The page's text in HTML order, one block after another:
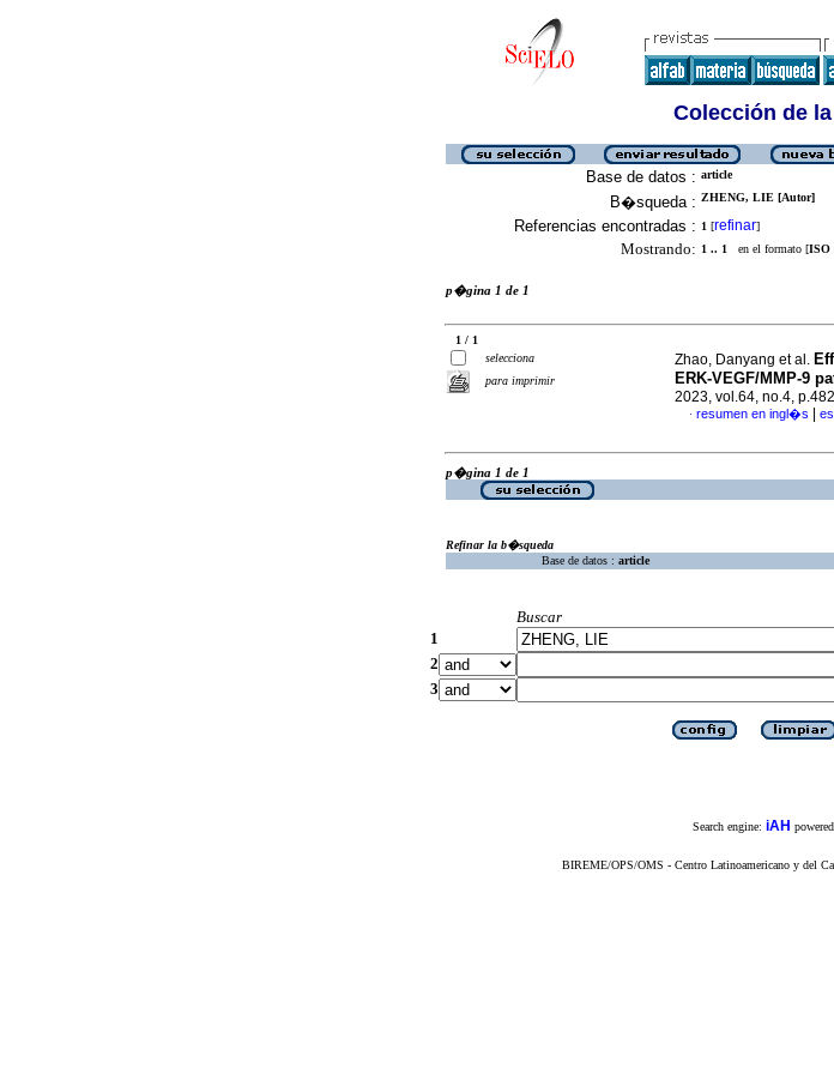
Colección de
Base de datos : article
B�squeda : ZHENG, LIE [Autor]
Referencias encontradas : 1 [refinar]
Mostrando: 1 .. 1 en el formato [ISO
p�gina 1 de 1
1 / 1
selecciona
para imprimir
Zhao, Danyang et al.
ERK-VEGF/MMP-9
2023, vol.64, no.4,
· resumen en ingl�s
p�gina 1 de 1
Refinar la b�squeda
Base de datos : article
Buscar
1
2
3
Search engine: iAH
BIREME/OPS/OMS - Centro Latinoamericano y del